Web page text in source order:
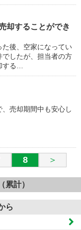
却することができ
後、空家になってい
したが、担当者の方
する…
売却期間中も安心し
8 ＞
累計）
ら